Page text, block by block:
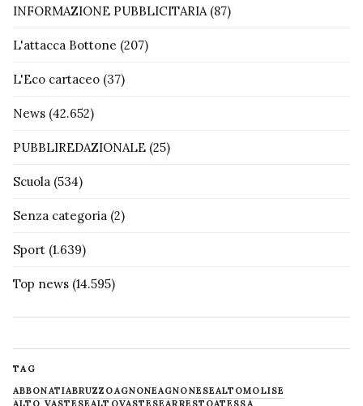
INFORMAZIONE PUBBLICITARIA(87)
L'attacca Bottone (207)
L'Eco cartaceo (37)
News (42.652)
PUBBLIREDAZIONALE (25)
Scuola (534)
Senza categoria (2)
Sport (1.639)
Top news (14.595)
TAG
ABBONATIABRUZZOAGNONEAGNONESEALTOMOLISE